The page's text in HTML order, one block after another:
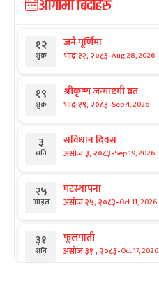
आगामी बिदाहरु
१२
शुक्र
जनै पूर्णिमा
भाद्र १२, २०८३-Aug 28, 2026
१९
शुक्र
श्रीकृष्ण जन्माष्टमी व्रत
भाद्र १९, २०८३-Sep 4, 2026
३
शनि
संविधान दिवस
असोज ३, २०८३-Sep 19, 2026
२५
आइत
घटस्थापना
असोज २५, २०८३-Oct 11, 2026
३१
शनि
फूलपाती
असोज ३१ , २०८३-Oct 17, 2026